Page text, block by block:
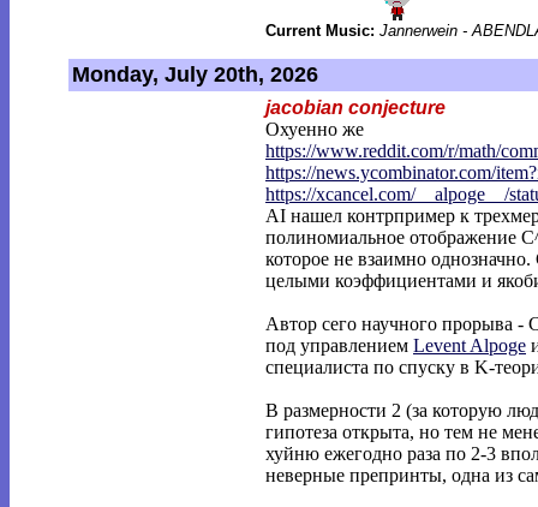
Current Music: Jannerwein -
Monday, July 20th, 2026
jacobian conjecture
Охуенно же
https://www.reddit.com/r/math/
https://news.ycombinator.com/
https://xcancel.com/__alpoge__/
AI нашел контрпример к
полиномиальное отображение
которое не взаимно
целыми коэффициентами и
Автор сего научного прорыва -
под управлением Levent Alpoge
специалиста по спуску в K-
В размерности 2 (за которую
гипотеза открыта, но тем не
хуйню ежегодно раза по 2-3
неверные препринты, одна из